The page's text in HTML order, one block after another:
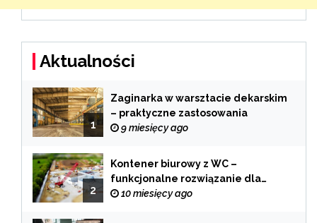
Aktualności
1
Zaginarka w warsztacie dekarskim
– praktyczne zastosowania
9 miesięcy ago
2
Kontener biurowy z WC –
funkcjonalne rozwiązanie dla
każdej branży
10 miesięcy ago